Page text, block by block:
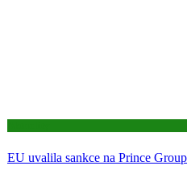
EU uvalila sankce na Prince